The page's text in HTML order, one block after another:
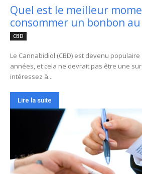
Quel est le meilleur
consommer un bonbon au
CBD
Le Cannabidiol (CBD) est devenu
années, et cela ne devrait pas être une
intéressez à...
Lire la suite